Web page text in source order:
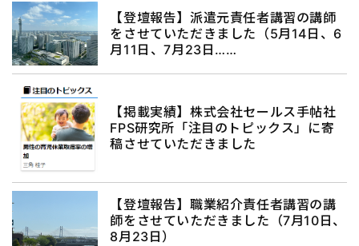
【登壇報告】派遣元責任者講習の講師
をさせていただきました（5月14日、6
月11日、7月23日……
【掲載実績】株式会社セールス手帖社
FPS研究所「注目のトピックス」に寄
稿させていただきました
【登壇報告】職業紹介責任者講習の講
師をさせていただきました（7月10日、
8月23日）